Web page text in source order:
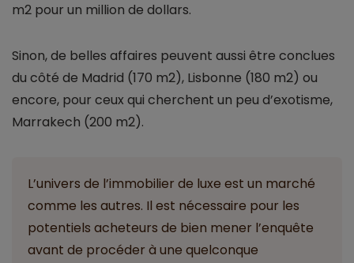
m2 pour un million de dollars.
Sinon, de belles affaires peuvent aussi être conclues
du côté de Madrid (170 m2), Lisbonne (180 m2) ou
encore, pour ceux qui cherchent un peu d’exotisme,
Marrakech (200 m2).
L’univers de l’immobilier de luxe est un marché
comme les autres. Il est nécessaire pour les
potentiels acheteurs de bien mener l’enquête
avant de procéder à une quelconque